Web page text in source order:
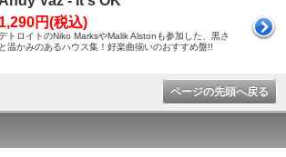
1,290円(税込)
トロイトのNiko MarksやMalik Alstonも参加した、黒さ
と温かみのあるハウス集！好楽曲揃いのおすすめ盤!!
ページの先頭へ戻る